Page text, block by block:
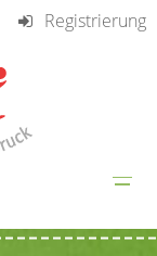
Registrierung